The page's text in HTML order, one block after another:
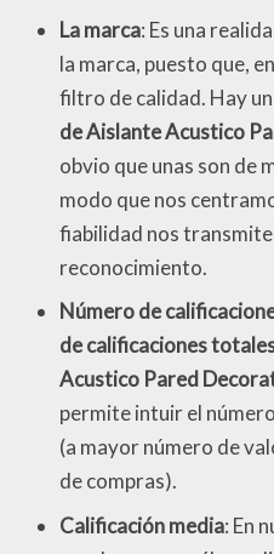
La marca: Es una
la marca, puesto que,
filtro de calidad. Hay
de Aislante Acustico
obvio que unas son de
modo que nos
fiabilidad nos
reconocimiento.
Número de
de calificaciones
Acustico Pared
permite intuir el
(a mayor número de
de compras).
Calificación media: En